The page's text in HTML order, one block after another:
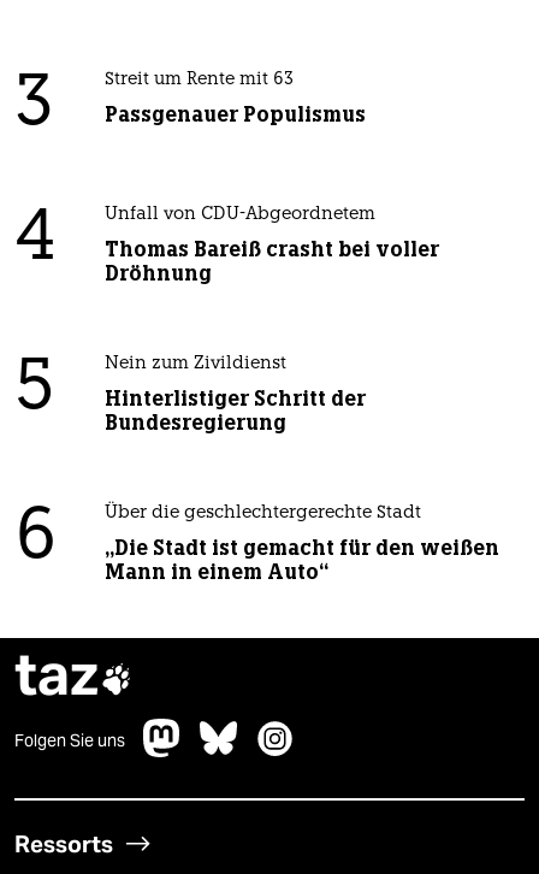
3 Streit um Rente mit 63
Passgenauer Populismus
4 Unfall von CDU-Abgeordnetem
Thomas Bareiß crasht bei voller
Dröhnung
5 Nein zum Zivildienst
Hinterlistiger Schritt der
Bundesregierung
6 Über die geschlechtergerechte Stadt
„Die Stadt ist gemacht für den weißen
Mann in einem Auto“
taz
Folgen Sie uns
Ressorts